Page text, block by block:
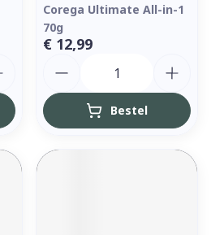
Corega Ultimate All-in-1
70g
€ 12,99
Bestel